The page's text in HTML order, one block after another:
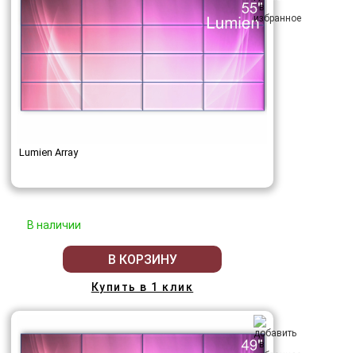
Lumien Array
В наличии
В КОРЗИНУ
Купить в 1 клик